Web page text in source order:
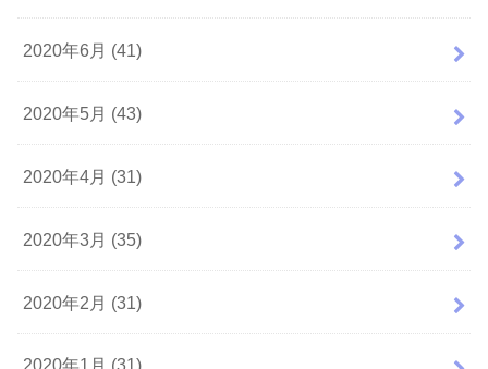
2020年6月 (41)
2020年5月 (43)
2020年4月 (31)
2020年3月 (35)
2020年2月 (31)